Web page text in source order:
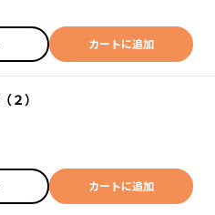
カートに追加
２）
カートに追加